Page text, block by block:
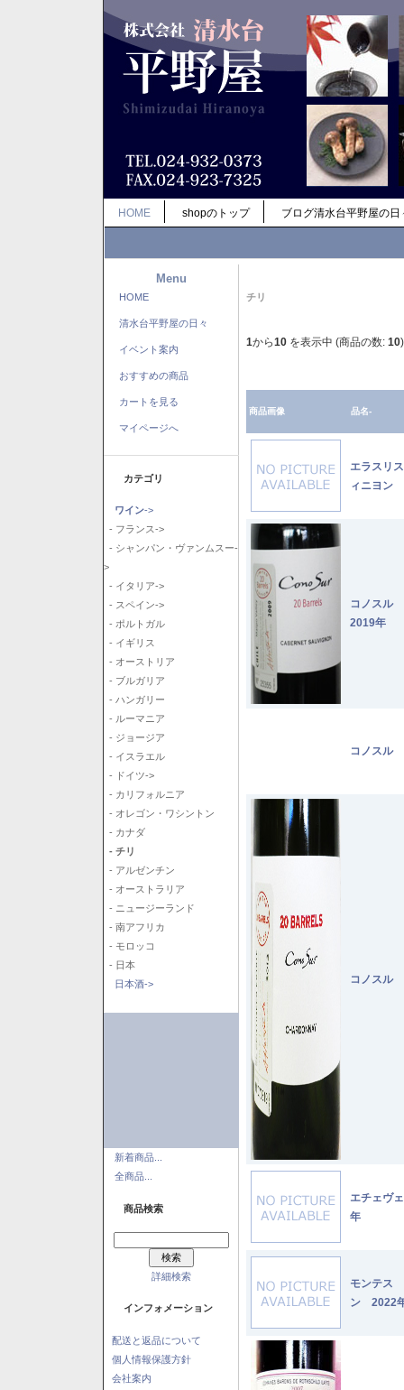
HOME shopのトップ ブログ清水台平野屋の日
Menu
HOME
清水台平野屋の日々
イベント案内
おすすめの商品
カートを見る
マイページへ
カテゴリ
ワイン->
- フランス->
- シャンパン・ヴァンムスー-
>
- イタリア->
- スペイン->
- ポルトガル
- イギリス
- オーストリア
- ブルガリア
- ハンガリー
- ルーマニア
- ジョージア
- イスラエル
- ドイツ->
- カリフォルニア
- オレゴン・ワシントン
- カナダ
- チリ
- アルゼンチン
- オーストラリア
- ニュージーランド
- 南アフリカ
- モロッコ
- 日本
日本酒->
新着商品...
全商品...
商品検索
詳細検索
インフォメーション
配送と返品について
個人情報保護方針
会社案内
チリ
1から10 を表示中 (商品の数: 10)
商品画像 品名-
エラスリ
ィニヨン
コノスル
2019年
コノスル
コノスル
エチェヴ
年
モンテス
ン 2022